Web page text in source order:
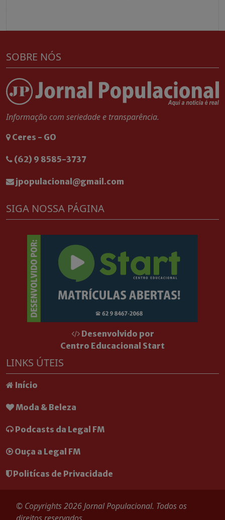
SOBRE NÓS
Informação com seriedade e transparência.
Ceres - GO
(62) 9 8585-3737
jpopulacional@gmail.com
SIGA NOSSA PÁGINA
Desenvolvido por
Centro Educacional Start
LINKS ÚTEIS
Início
Moda & Beleza
Podcasts da Legal FM
Ouça a Legal FM
Politícas de Privacidade
© Copyrights 2026 Jornal Populacional. Todos os